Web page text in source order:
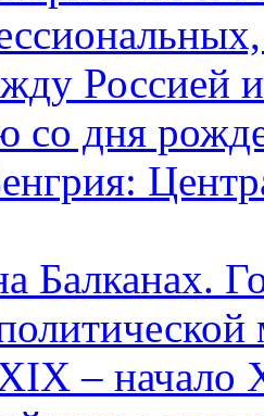
Россией
со дня
Балканах.
XIX –